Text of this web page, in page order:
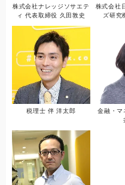
株式会社ナレッジソサエテ
ィ 代表取締役 久田敦史
株式会社
ズ研究
税理士 伴 洋太郎
金融・マ